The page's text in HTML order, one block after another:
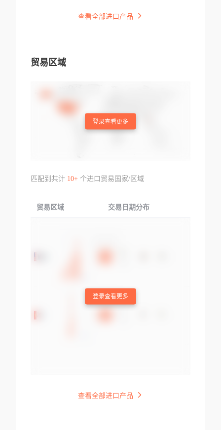
查看全部进口产品
贸易区域
登录查看更多
匹配到共计 10+个进口贸易国家/区域
贸易区域 交易日期分布
登录查看更多
查看全部进口产品